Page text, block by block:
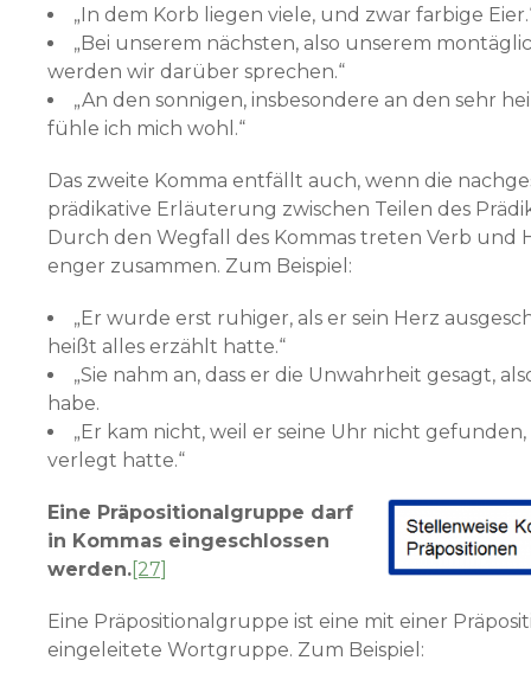
„In dem Korb liegen viele, und zwar farbige
„Bei unserem nächsten, also unserem
werden wir darüber sprechen.“
„An den sonnigen, insbesondere an den sehr
fühle ich mich wohl.“
Das zweite Komma entfällt auch, wenn die
prädikative Erläuterung zwischen Teilen des
Durch den Wegfall des Kommas treten Verb und
enger zusammen. Zum Beispiel:
„Er wurde erst ruhiger, als er sein Herz
heißt alles erzählt hatte.“
„Sie nahm an, dass er die Unwahrheit gesagt,
habe.
„Er kam nicht, weil er seine Uhr nicht
verlegt hatte.“
Eine Präpositionalgruppe darf
in Kommas eingeschlossen
werden.[27]
Eine Präpositionalgruppe ist eine mit einer
eingeleitete Wortgruppe. Zum Beispiel: